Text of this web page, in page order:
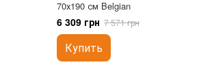
70х190 см Belgian
6 309 грн 7 571 грн
Купить